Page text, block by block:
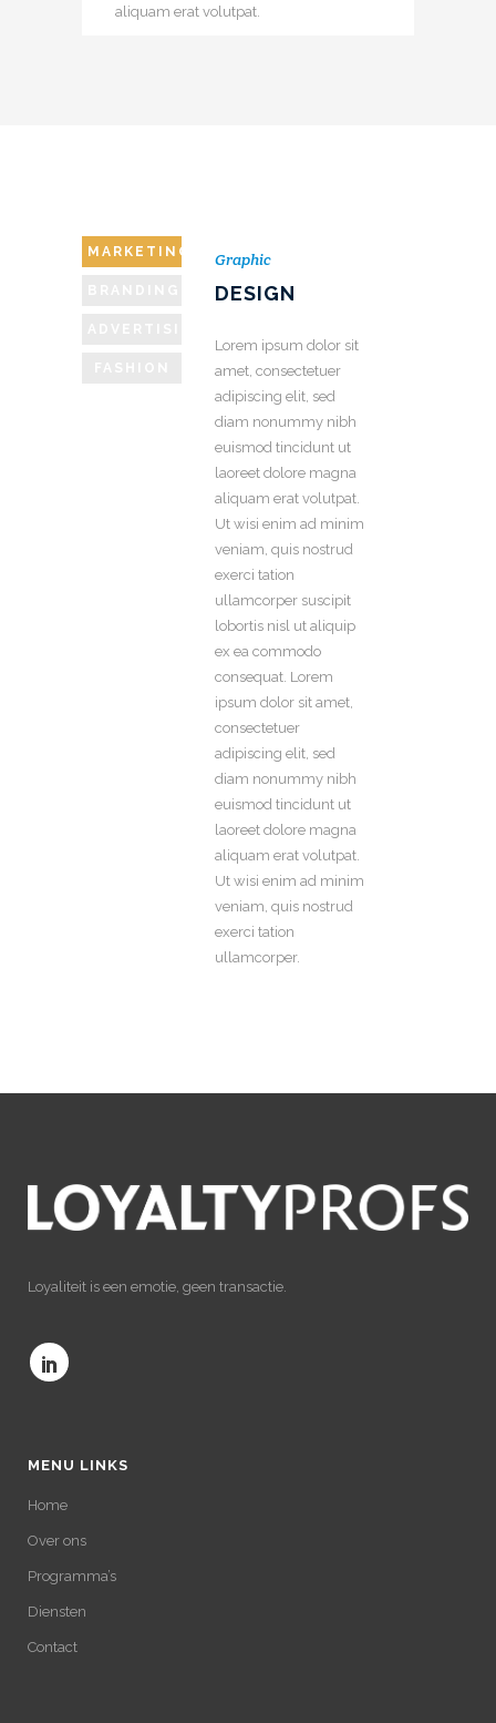
aliquam erat volutpat.
MARKETING Graphic
DESIGN
Lorem ipsum dolor sit
amet, consectetuer
adipiscing elit, sed
diam nonummy nibh
euismod tincidunt ut
laoreet dolore magna
aliquam erat volutpat.
Ut wisi enim ad minim
veniam, quis nostrud
exerci tation
ullamcorper suscipit
lobortis nisl ut aliquip
ex ea commodo
consequat. Lorem
ipsum dolor sit amet,
consectetuer
adipiscing elit, sed
diam nonummy nibh
euismod tincidunt ut
laoreet dolore magna
aliquam erat volutpat.
Ut wisi enim ad minim
veniam, quis nostrud
exerci tation
ullamcorper.
Loyaliteit is een emotie, geen transactie.
MENU LINKS
Home
Over ons
Programma’s
Diensten
Contact